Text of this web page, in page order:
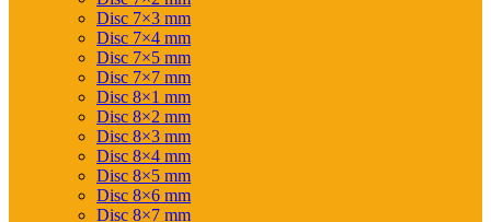
Disc 7×3 mm
Disc 7×4 mm
Disc 7×5 mm
Disc 7×7 mm
Disc 8×1 mm
Disc 8×2 mm
Disc 8×3 mm
Disc 8×4 mm
Disc 8×5 mm
Disc 8×6 mm
Disc 8×7 mm